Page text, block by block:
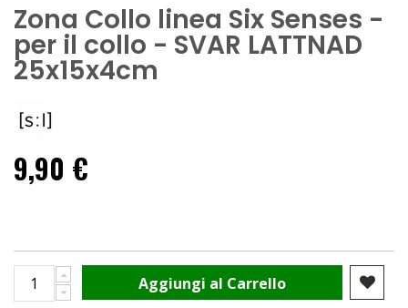
Zona Collo linea Six Senses -
per il collo - SVAR LATTNAD
25x15x4cm
9,90 €
Aggiungi al Carrello